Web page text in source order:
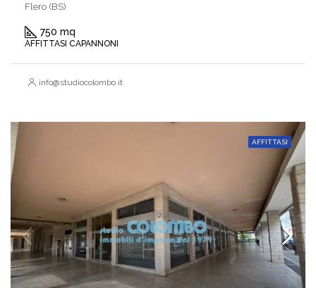
Flero (BS)
750 mq
AFFITTASI CAPANNONI
info@studiocolombo.it
AFFITTASI